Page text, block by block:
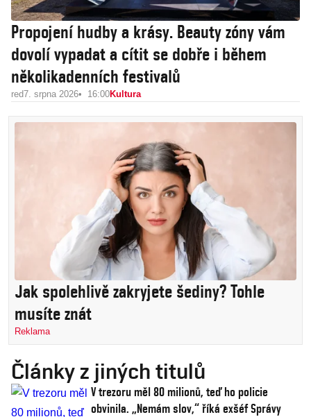
Propojení hudby a krásy. Beauty zóny vám
dovolí vypadat a cítit se dobře i během
několikadenních festivalů
red7. srpna 2026 16:00Kultura
Jak spolehlivě zakryjete šediny? Tohle
musíte znát
Reklama
Články z jiných titulů
V trezoru měl 80 milionů, teď ho policie
obvinila. „Nemám slov,“ říká exšéf Správy